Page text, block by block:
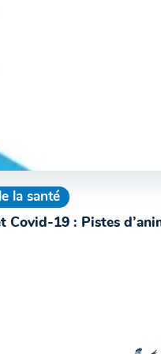
la santé
Covid-19 : Pistes